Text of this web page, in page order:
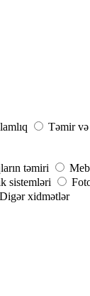
Təmir
təmiri
sistemləri
Digər xidmətlər